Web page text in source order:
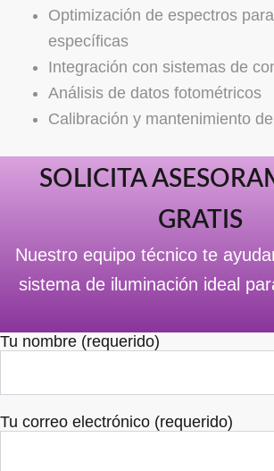
Optimización de espectros
específicas
Integración con sistemas de
Análisis de datos fotométricos
Calibración y mantenimiento
SOLICITA
GRATIS
Nuestro equipo técnico te
sistema de iluminación ideal
Tu nombre (requerido)
Tu correo electrónico (requerido)